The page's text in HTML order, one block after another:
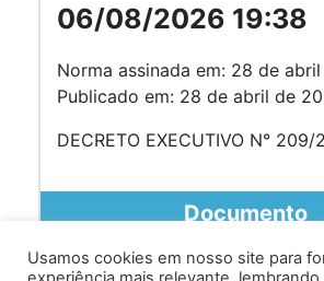
06/08/2026 19:38
Norma assinada em: 28 de abril
Publicado em: 28 de abril de
DECRETO EXECUTIVO N° 209/
Documento
Usamos cookies em nosso site para